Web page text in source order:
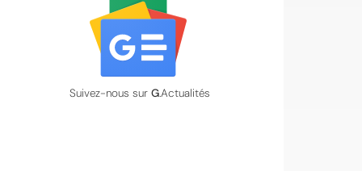
Suivez-nous sur G.Actualités